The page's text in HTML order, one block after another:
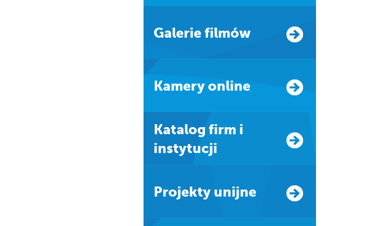
Galerie filmów
Kamery online
Katalog firm i
instytucji
Projekty unijne